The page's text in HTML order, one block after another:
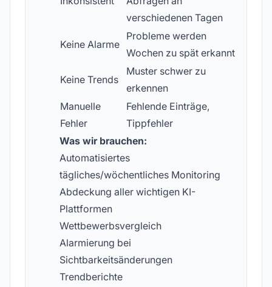
verschiedenen Tagen
Keine Alarme
Probleme werden
Wochen zu spät erkannt
Keine Trends
Muster schwer zu
erkennen
Manuelle
Fehler
Fehlende Einträge,
Tippfehler
Was wir brauchen:
Automatisiertes
tägliches/wöchentliches Monitoring
Abdeckung aller wichtigen KI-
Plattformen
Wettbewerbsvergleich
Alarmierung bei
Sichtbarkeitsänderungen
Trendberichte